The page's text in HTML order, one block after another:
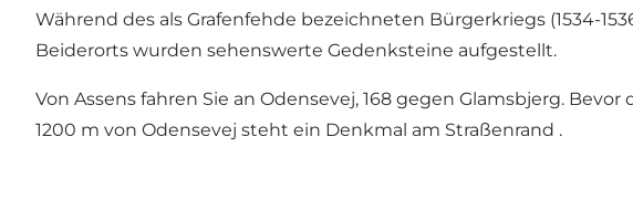
Während des als Grafenfehde bezeichneten Bürgerkriegs (1534-
Beiderorts wurden sehenswerte Gedenksteine aufgestellt.
Von Assens fahren Sie an Odensevej, 168 gegen Glamsbjerg.
1200 m von Odensevej steht ein Denkmal am Straßenrand .